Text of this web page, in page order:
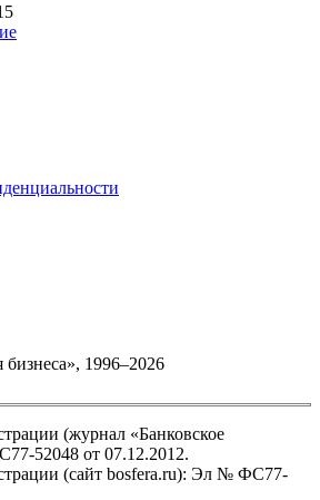
1996–2026
(журнал «Банковское
52048 от 07.12.2012.
(сайт bosfera.ru): Эл № ФС77-